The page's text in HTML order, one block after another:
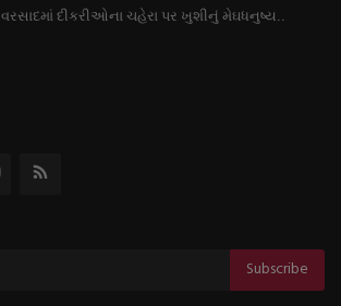
વરસાદમાં દીકરીઓના ચહેરા પર ખુશીનું મેઘધનુષ્ય..
Subscribe